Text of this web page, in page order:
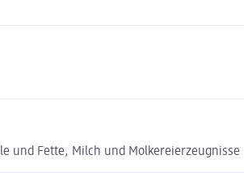
und Fette, Milch und Molkereierzeugnisse